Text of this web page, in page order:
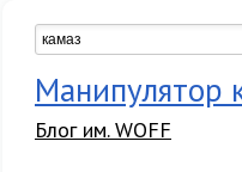
Манипулятор
Блог им. WOFF